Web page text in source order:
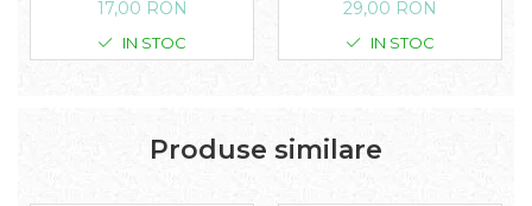
17,00 RON
IN STOC
29,00 RON
IN STOC
Produse similare